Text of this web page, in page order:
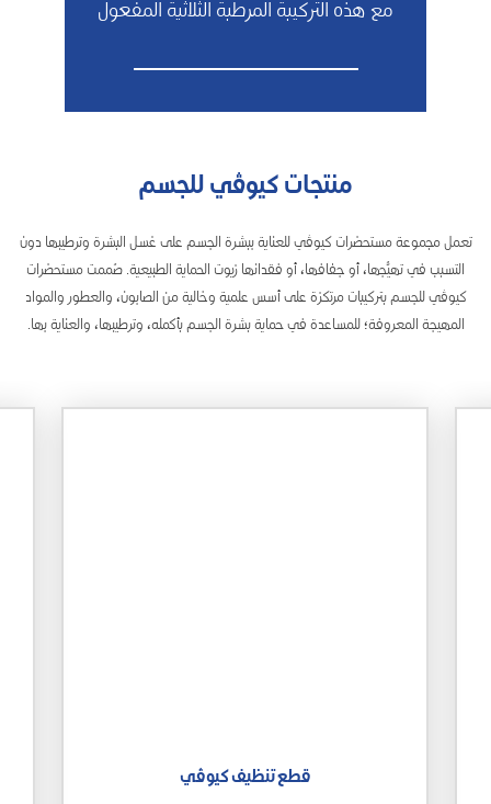
مع هذه التركيبة المرطبة الثلاثية المفعول
منتجات كيوڤي للجسم
تعمل مجموعة مستحضرات كيوڤي للعناية ببشرة الجسم على غسل البشرة وترطيبها دون
التسبب في تهيُّجها، أو جفافها، أو فقدانها زيوت الحماية الطبيعية. صُممت مستحضرات
كيوڤي للجسم بتركيبات مرتكزة على أسس علمية وخالية من الصابون، والعطور والمواد
المهيجة المعروفة؛ للمساعدة في حماية بشرة الجسم بأكمله، وترطيبها، والعناية بها.
قطع تنظيف كيوڤي